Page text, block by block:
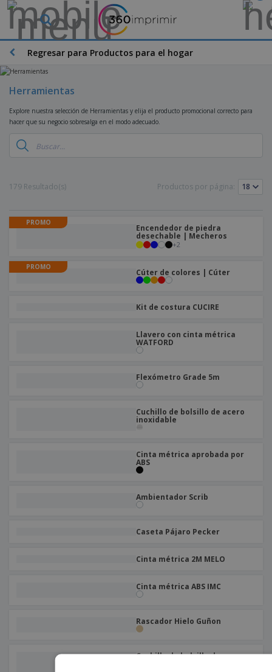
Regresar para Productos para el hogar
Herramientas
Explore nuestra selección de Herramientas y elija el producto promocional correcto para
hacer que su negocio sobresalga en el modo adecuado.
179 Resultado(s) Productos por página:
PROMO
Encendedor de piedra
desechable | Mecheros
+2
PROMO
Cúter de colores | Cúter
Kit de costura CUCIRE
Llavero con cinta métrica
WATFORD
Flexómetro Grade 5m
Cuchillo de bolsillo de acero
inoxidable
Cinta métrica aprobada por
ABS
Ambientador Scrib
Caseta Pájaro Pecker
Cinta métrica 2M MELO
Cinta métrica ABS IMC
Rascador Hielo Guñon
Cuchillo de bolsillo de acero